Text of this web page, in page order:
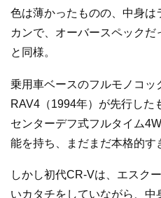
色は薄かったものの、中身は
カンで、オーバースペック
と同様。
乗用車ベースのフルモノコ
RAV4（1994年）が先行した
センターデフ式フルタイム
能を持ち、まだまだ本格的す
しかし初代CR-Vは、エスク
いカタチをしていながら、